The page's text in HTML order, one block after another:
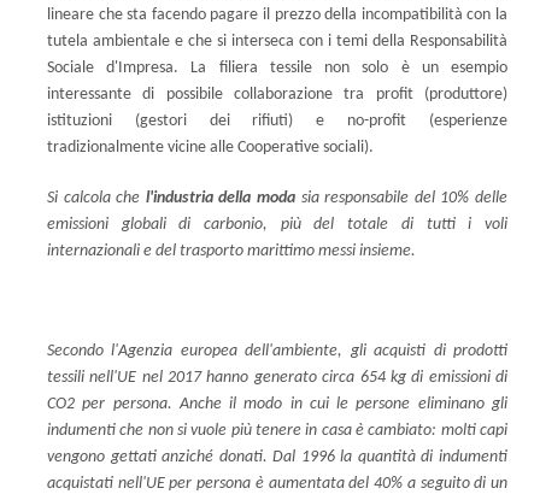
lineare che sta facendo pagare il prezzo della incompatibilità con la
tutela ambientale e che si interseca con i temi della Responsabilità
Sociale d'Impresa. La filiera tessile non solo è un esempio
interessante di possibile collaborazione tra profit (produttore)
istituzioni (gestori dei rifiuti) e no-profit (esperienze
tradizionalmente vicine alle Cooperative sociali).
Si calcola che l'industria della moda sia responsabile del 10% delle
emissioni globali di carbonio, più del totale di tutti i voli
internazionali e del trasporto marittimo messi insieme.
Secondo l'Agenzia europea dell'ambiente, gli acquisti di prodotti
tessili nell'UE nel 2017 hanno generato circa 654 kg di emissioni di
CO2 per persona. Anche il modo in cui le persone eliminano gli
indumenti che non si vuole più tenere in casa è cambiato: molti capi
vengono gettati anziché donati. Dal 1996 la quantità di indumenti
acquistati nell'UE per persona è aumentata del 40% a seguito di un